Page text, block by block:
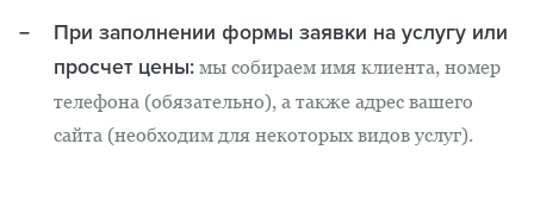
При заполнении формы заявки на услугу или
просчет цены: мы собираем имя клиента, номер
телефона (обязательно), а также адрес вашего
сайта (необходим для некоторых видов услуг).